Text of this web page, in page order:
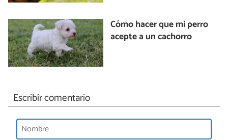
Cómo hacer que mi perro
acepte a un cachorro
Escribir comentario